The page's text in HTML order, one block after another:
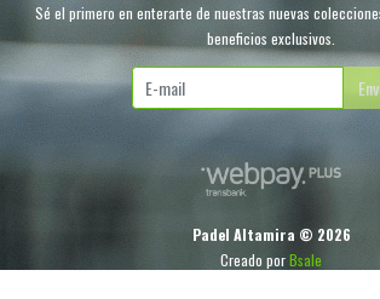
Sé el primero en enterarte de nuestras nuevas
beneficios exclusivos.
Padel Altamira © 2026
Creado porBsale